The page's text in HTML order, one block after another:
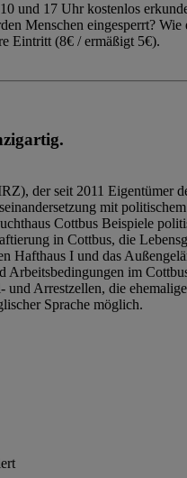
und 17 Uhr kostenlos
Menschen eingesperrt?
Eintritt (8€ / ermäßigt 5€).
der seit 2011 Eigentümer
mit
Cottbus Beispiele
in Cottbus, die
Hafthaus I und das
im
Arrestzellen, die
Sprache möglich.